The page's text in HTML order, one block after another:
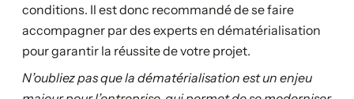
conditions. Il est donc recommandé de se faire
accompagner par des experts en dématérialisation
pour garantir la réussite de votre projet.
N’oubliez pas que la dématérialisation est un enjeu